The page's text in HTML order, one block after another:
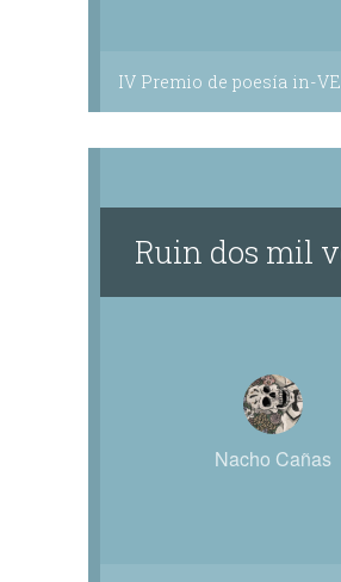
IV Premio de poesía in-
Ruin dos mil
Nacho Cañas